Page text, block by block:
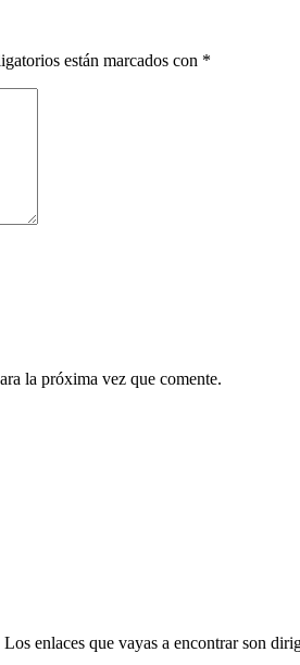
están marcados con *
la próxima vez que comente.
enlaces que vayas a encontrar son